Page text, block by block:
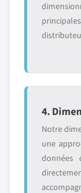
4.
Notre
une
données